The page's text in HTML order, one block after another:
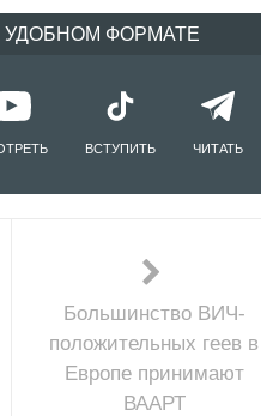
УДОБНОМ ФОРМАТЕ
ВСТУПИТЬ ЧИТАТЬ
Большинство ВИЧ-
положительных геев в
Европе принимают
ВААРТ